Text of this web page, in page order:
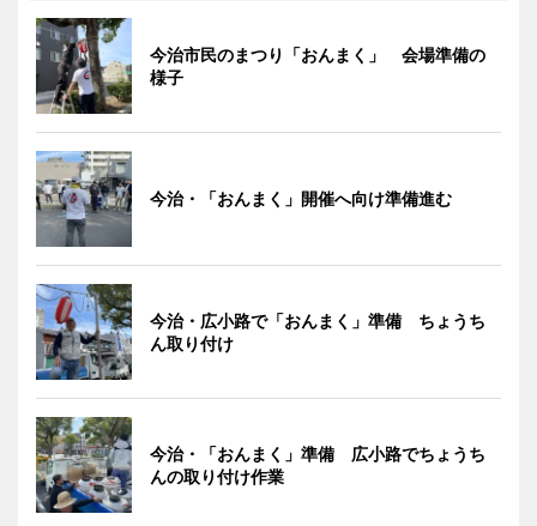
今治市民のまつり「おんまく」 会場準備の
様子
今治・「おんまく」開催へ向け準備進む
今治・広小路で「おんまく」準備 ちょうち
ん取り付け
今治・「おんまく」準備 広小路でちょうち
んの取り付け作業